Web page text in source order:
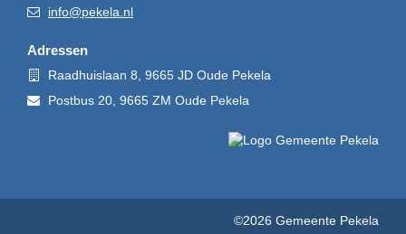
E-
info@pekela.nl
Adressen
Bezoekadres
Raadhuislaan 8, 9665 JD Oude Pekela
Postadres
Postbus 20, 9665 ZM Oude Pekela
©2026 Gemeente Pekela